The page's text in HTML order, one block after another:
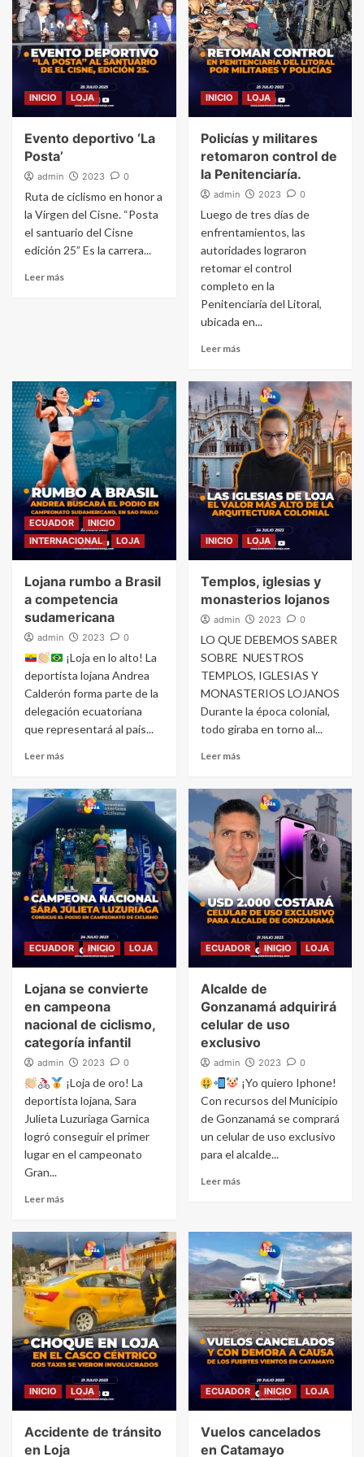
INICIO LOJA
Evento deportivo ‘La
Posta’
admin 2023 0
Ruta de ciclismo en honor a
la Virgen del Cisne. “Posta
el santuario del Cisne
edición 25” Es la carrera...
Leer más
INICIO LOJA
Policías y militares
retomaron control de
la Penitenciaría.
admin 2023 0
Luego de tres días de
enfrentamientos, las
autoridades lograron
retomar el control
completo en la
Penitenciaría del Litoral,
ubicada en...
Leer más
ECUADOR
INICIO
INTERNACIONAL
LOJA
Lojana rumbo a Brasil
a competencia
sudamericana
admin 2023 0
¡Loja en lo alto! La
deportista lojana Andrea
Calderón forma parte de la
delegación ecuatoriana
que representará al país...
Leer más
INICIO LOJA
Templos, iglesias y
monasterios lojanos
admin 2023 0
LO QUE DEBEMOS SABER
SOBRE NUESTROS
TEMPLOS, IGLESIAS Y
MONASTERIOS LOJANOS
Durante la época colonial,
todo giraba en torno al...
Leer más
ECUADOR INICIO LOJA
Lojana se convierte
en campeona
nacional de ciclismo,
categoría infantil
admin 2023 0
¡Loja de oro! La
deportista lojana, Sara
Julieta Luzuriaga Garnica
logró conseguir el primer
lugar en el campeonato
Gran...
Leer más
ECUADOR INICIO LOJA
Alcalde de
Gonzanamá adquirirá
celular de uso
exclusivo
admin 2023 0
¡Yo quiero Iphone!
Con recursos del Municipio
de Gonzanamá se comprará
un celular de uso exclusivo
para el alcalde...
Leer más
INICIO LOJA
Accidente de tránsito
en Loja
ECUADOR INICIO LOJA
Vuelos cancelados
en Catamayo